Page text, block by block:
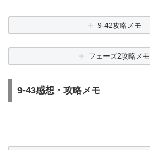
9-42攻略メモ
フェーズ2攻略メモ
9-43感想・攻略メモ